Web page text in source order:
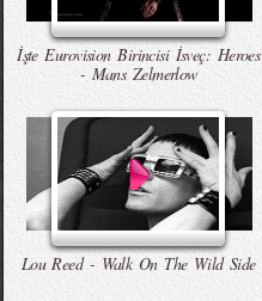
İşte Eurovision Birincisi İsveç: Heroes
- Mans Zelmerlow
Lou Reed - Walk On The Wild Side